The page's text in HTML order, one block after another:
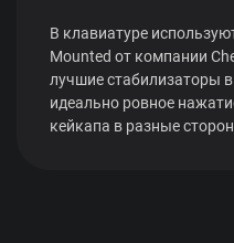
В клавиатуре
Mounted от компании
лучшие стабилизаторы
идеально ровное
кейкапа в разные